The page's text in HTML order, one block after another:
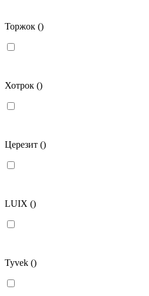
Торжок ()
Хотрок ()
Церезит ()
LUIX ()
Tyvek ()